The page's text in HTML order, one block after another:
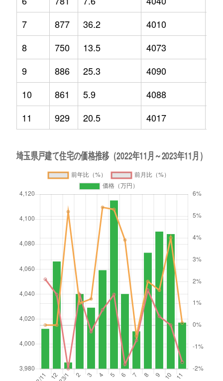
7
877 36.2 4010
8
750 13.5 4073
9
886 25.3 4090
10
861 5.9 4088
11
929 20.5 4017